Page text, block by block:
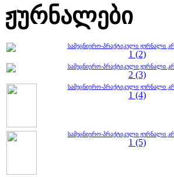
ჟურნალები
სამეცნიერო-პრაქტიკული ჟურნალი
1 (2)
სამეცნიერო-პრაქტიკული ჟურნალი
2 (3)
სამეცნიერო-პრაქტიკული ჟურნალი
1 (4)
სამეცნიერო-პრაქტიკული ჟურნალი
1 (5)